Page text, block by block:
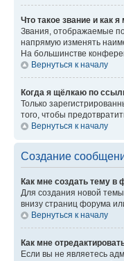
Что такое звание и как
Звания, отображаемые
напрямую изменять
На большинстве
Вернуться к началу
Когда я щёлкаю по
Только
того, чтобы
Вернуться к началу
Создание
Как мне создать тему в
Для создания новой
внизу страниц форума
Вернуться к началу
Как мне
Если вы не являетесь